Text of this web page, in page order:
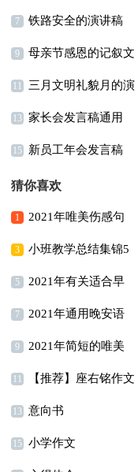
讲话稿
7 铁路安全的演讲稿
15篇
9 母亲节感恩的记叙文
11 三月文明礼貌月的演
讲稿
13 家长会发言稿通用
15篇
15 新员工年会发言稿
猜你喜欢
1 2021年唯美伤感句
子摘录65句
3 小班教学总结集锦5
篇
5 2021年有关适合早
上发的早安心语朋友圈
合集58条
7 2021年通用晚安语
录朋友圈锦集62句
9 2021年简短的唯美
简短句子汇编49句
11 【推荐】座右铭作文
汇总9篇
13 意向书
15 小学作文